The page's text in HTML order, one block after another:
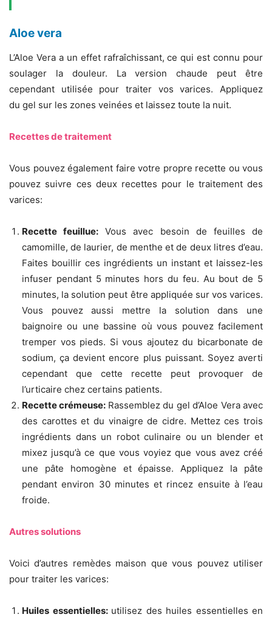
Aloe vera
L’Aloe Vera a un effet rafraîchissant, ce qui est connu pour
soulager la douleur. La version chaude peut être
cependant utilisée pour traiter vos varices. Appliquez
du gel sur les zones veinées et laissez toute la nuit.
Recettes de traitement
Vous pouvez également faire votre propre recette ou vous
pouvez suivre ces deux recettes pour le traitement des
varices:
Recette feuillue: Vous avec besoin de feuilles de
camomille, de laurier, de menthe et de deux litres d’eau.
Faites bouillir ces ingrédients un instant et laissez-les
infuser pendant 5 minutes hors du feu. Au bout de 5
minutes, la solution peut être appliquée sur vos varices.
Vous pouvez aussi mettre la solution dans une
baignoire ou une bassine où vous pouvez facilement
tremper vos pieds. Si vous ajoutez du bicarbonate de
sodium, ça devient encore plus puissant. Soyez averti
cependant que cette recette peut provoquer de
l’urticaire chez certains patients.
Recette crémeuse: Rassemblez du gel d’Aloe Vera avec
des carottes et du vinaigre de cidre. Mettez ces trois
ingrédients dans un robot culinaire ou un blender et
mixez jusqu’à ce que vous voyiez que vous avez créé
une pâte homogène et épaisse. Appliquez la pâte
pendant environ 30 minutes et rincez ensuite à l’eau
froide.
Autres solutions
Voici d’autres remèdes maison que vous pouvez utiliser
pour traiter les varices:
Huiles essentielles: utilisez des huiles essentielles en